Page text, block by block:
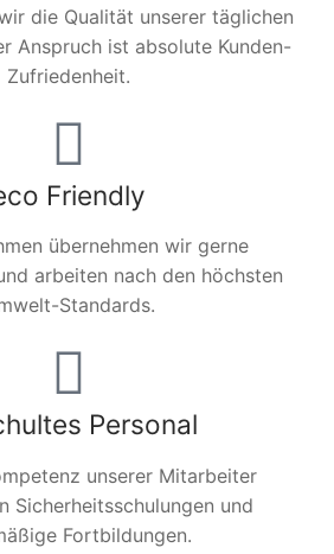
die Qualität unserer täglichen
Anspruch ist absolute Kunden-
Zufriedenheit.
Friendly
übernehmen wir gerne
arbeiten nach den höchsten
Standards.
Personal
unserer Mitarbeiter
Sicherheitsschulungen und
Fortbildungen.